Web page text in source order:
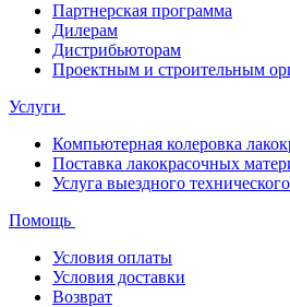
Партнерская программа
Дилерам
Дистрибьюторам
Проектным и строительным
Услуги
Компьютерная колеровка
Поставка лакокрасочных
Услуга выездного
Помощь
Условия оплаты
Условия доставки
Возврат